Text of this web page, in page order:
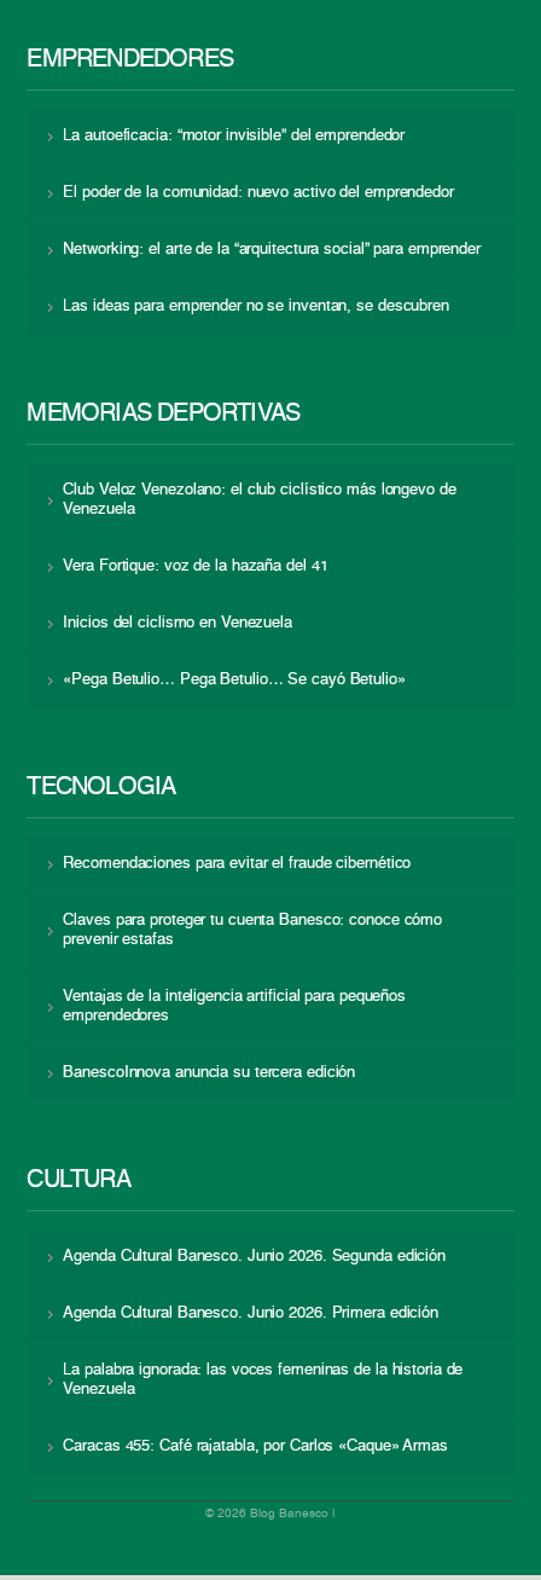
EMPRENDEDORES
La autoeficacia: “motor invisible” del emprendedor
El poder de la comunidad: nuevo activo del emprendedor
Networking: el arte de la “arquitectura social” para emprender
Las ideas para emprender no se inventan, se descubren
MEMORIAS DEPORTIVAS
Club Veloz Venezolano: el club ciclístico más longevo de
Venezuela
Vera Fortique: voz de la hazaña del 41
Inicios del ciclismo en Venezuela
«Pega Betulio… Pega Betulio… Se cayó Betulio»
TECNOLOGÍA
Recomendaciones para evitar el fraude cibernético
Claves para proteger tu cuenta Banesco: conoce cómo
prevenir estafas
Ventajas de la inteligencia artificial para pequeños
emprendedores
BanescoInnova anuncia su tercera edición
CULTURA
Agenda Cultural Banesco. Junio 2026. Segunda edición
Agenda Cultural Banesco. Junio 2026. Primera edición
La palabra ignorada: las voces femeninas de la historia de
Venezuela
Caracas 455: Café rajatabla, por Carlos «Caque» Armas
© 2026 Blog Banesco |